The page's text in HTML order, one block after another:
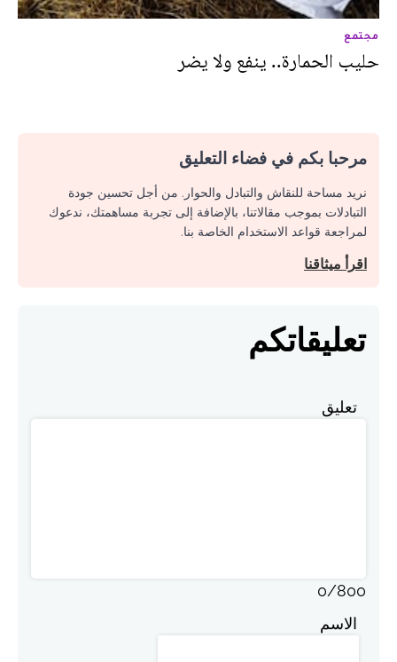
مجتمع
حليب الحمارة.. ينفع ولا يضر
مرحبا بكم في فضاء التعليق
نريد مساحة للنقاش والتبادل والحوار. من أجل تحسين جودة
التبادلات بموجب مقالاتنا، بالإضافة إلى تجربة مساهمتك، ندعوك
لمراجعة قواعد الاستخدام الخاصة بنا.
اقرأ ميثاقنا
تعليقاتكم
تعليق
0/800
الاسم